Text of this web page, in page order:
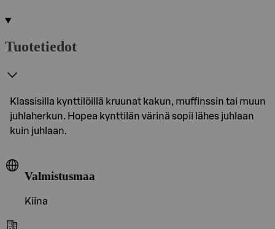
Tuotetiedot
Klassisilla kynttilöillä kruunat kakun, muffinssin tai muun
juhlaherkun. Hopea kynttilän värinä sopii lähes juhlaan
kuin juhlaan.
Valmistusmaa
Kiina